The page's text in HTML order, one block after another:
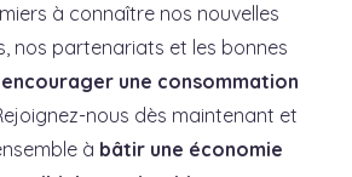
à connaître nos nouvelles
nos partenariats et les bonnes
encourager une consommation
nous dès maintenant et
à bâtir une économie